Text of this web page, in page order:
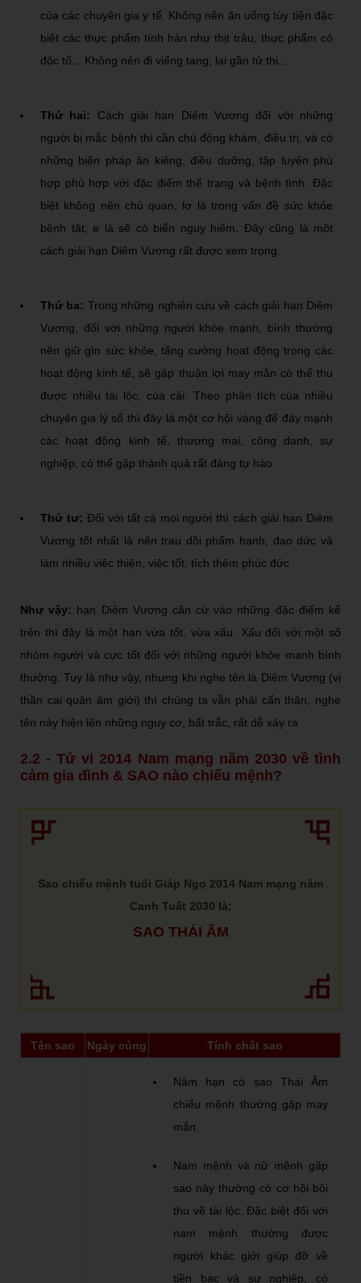
của các chuyên gia y tế. Không nên ăn uống tùy tiện đặc
biệt các thực phẩm tính hàn như thịt trâu, thực phẩm có
độc tố... Không nên đi viếng tang, lại gần tử thi...
Thứ hai: Cách giải hạn Diêm Vương đối với những
người bị mắc bệnh thì cần chủ động khám, điều trị, và có
những biện pháp ăn kiêng, điều dưỡng, tập luyện phù
hợp phù hợp với đặc điểm thể trạng và bệnh tình. Đặc
biệt không nên chủ quan, lơ là trong vấn đề sức khỏe
bệnh tật, e là sẽ có biến nguy hiểm. Đây cũng là một
cách giải hạn Diêm Vương rất được xem trọng.
Thứ ba: Trong những nghiên cứu về cách giải hạn Diêm
Vương, đối với những người khỏe mạnh, bình thường
nên giữ gìn sức khỏe, tăng cường hoạt động trong các
hoạt động kinh tế, sẽ gặp thuận lợi may mắn có thể thu
được nhiều tài lộc, của cải. Theo phân tích của nhiều
chuyên gia lý số thì đây là một cơ hội vàng để đảy mạnh
các hoạt động kinh tế, thương mại, công danh, sự
nghiệp, có thể gặp thành quả rất đáng tự hào
Thứ tư: Đối với tất cả mọi người thì cách giải hạn Diêm
Vương tốt nhất là nên trau dồi phẩm hạnh, đạo dức và
làm nhiều việc thiện, việc tốt, tích thêm phúc đức
Như vậy: hạn Diêm Vương căn cứ vào những đặc điểm kể
trên thì đây là một hạn vừa tốt, vừa xấu. Xấu đối với một số
nhóm người và cực tốt đối với những người khỏe mạnh bình
thường. Tuy là như vậy, nhưng khi nghe tên là Diêm Vương (vị
thần cai quản âm giới) thì chúng ta vẫn phải cẩn thận, nghe
tên này hiện lên những nguy cơ, bất trắc, rất dễ xảy ra
2.2 - Tử vi 2014 Nam mạng năm 2030 về tình
cảm gia đình & SAO nào chiếu mệnh?
Sao chiếu mệnh tuổi Giáp Ngọ 2014 Nam mạng năm
Canh Tuất 2030 là:
SAO THÁI ÂM
Tên sao Ngày cúng Tính chất sao
Năm hạn có sao Thái Âm
chiếu mệnh thường gặp may
mắn.
Nam mệnh và nữ mệnh gặp
sao này thường có cơ hội bội
thu về tài lộc. Đặc biệt đối với
nam mệnh thường được
người khác giới giúp đỡ về
tiền bạc và sự nghiệp, có